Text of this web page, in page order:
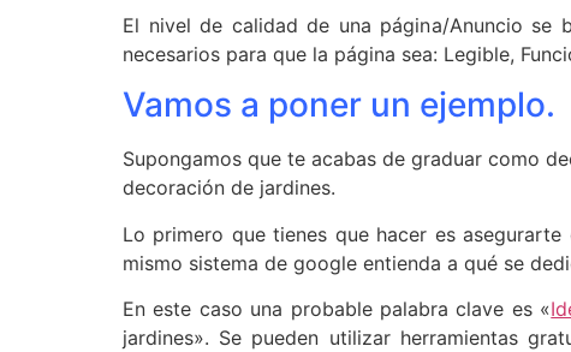
El nivel de calidad de una página/Anuncio se
necesarios para que la página sea: Legible,
Vamos a poner un ejemplo.
Supongamos que te acabas de graduar como
decoración de jardines.
Lo primero que tienes que hacer es
mismo sistema de google entienda a qué se
En este caso una probable palabra clave es «
jardines». Se pueden utilizar herramientas